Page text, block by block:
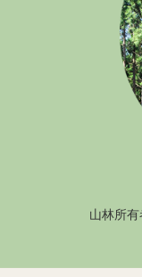
山林所